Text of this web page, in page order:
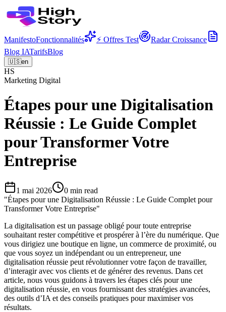
ManifestoFonctionnalités ⚡ Offres Test
Radar Croissance
Blog IATarifsBlog
🇺🇸en
HS
Marketing Digital
Étapes pour une Digitalisation
Réussie : Le Guide Complet
pour Transformer Votre
Entreprise
1 mai 2026 0 min read
"Étapes pour une Digitalisation Réussie : Le Guide Complet pour
Transformer Votre Entreprise"
La digitalisation est un passage obligé pour toute entreprise
souhaitant rester compétitive et prospérer à l’ère du numérique. Que
vous dirigiez une boutique en ligne, un commerce de proximité, ou
que vous soyez un indépendant ou un entrepreneur, une
digitalisation réussie peut révolutionner votre façon de travailler,
d’interagir avec vos clients et de générer des revenus. Dans cet
article, nous vous guidons à travers les étapes clés pour une
digitalisation réussie, en vous fournissant des stratégies avancées,
des outils d’IA et des conseils pratiques pour maximiser vos
résultats.